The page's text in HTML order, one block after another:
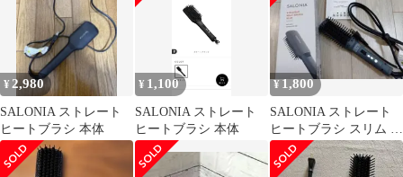
¥ 2,980
SALONIA ストレート
ヒートブラシ 本体
¥ 1,100
SALONIA ストレート
ヒートブラシ 本体
¥1,800
SALONIA ストレート
ヒートブラシ スリム グ
レー